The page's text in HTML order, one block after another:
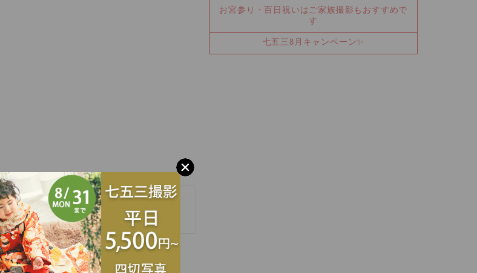
Baby、７５３、成人式の撮影受付中です💕 »
お宮参り・百日祝いはご家族撮影もおすすめで
す
七五三8月キャンペーン✨